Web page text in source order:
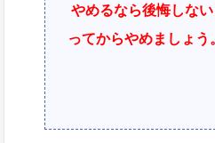
やめるなら後悔しな
ってからやめましょう